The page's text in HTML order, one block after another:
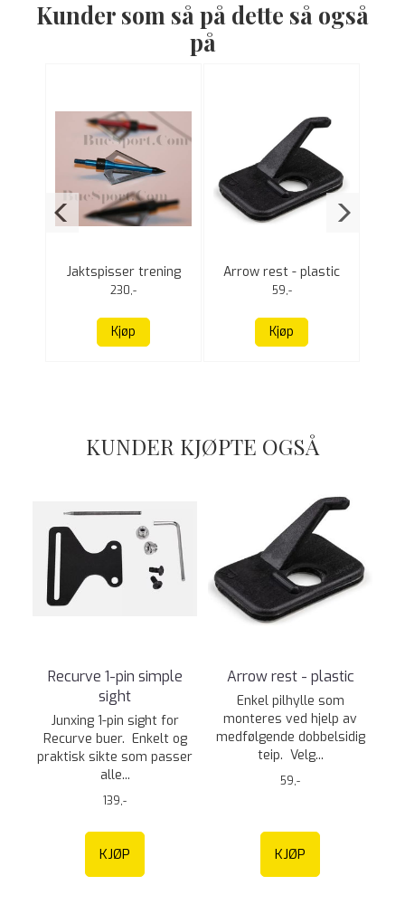
Kunder som så på dette så også
på
Jaktspisser trening
3pk 100 grain
230,-
Kjøp
Arrow rest - plastic
59,-
Kjøp
KUNDER KJØPTE OGSÅ
Recurve 1-pin simple
sight
Junxing 1-pin sight for
Recurve buer. Enkelt og
praktisk sikte som passer
alle...
139,-
KJØP
Arrow rest - plastic
Enkel pilhylle som
monteres ved hjelp av
medfølgende dobbelsidig
teip. Velg...
59,-
KJØP